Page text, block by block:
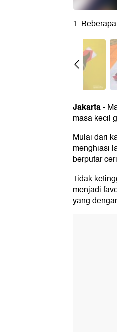
1.
Jakarta-
masa kecil
Mulai dari
menghiasi
berputar
Tidak
menjadi
yang